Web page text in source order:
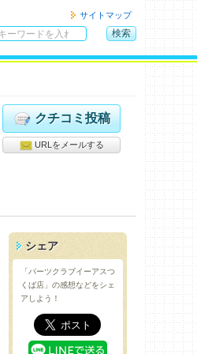
サイトマップ
検索
クチコミ投稿
URLをメールする
シェア
「パーツクラブイーアスつ
くば店」の感想などをシェ
アしよう！